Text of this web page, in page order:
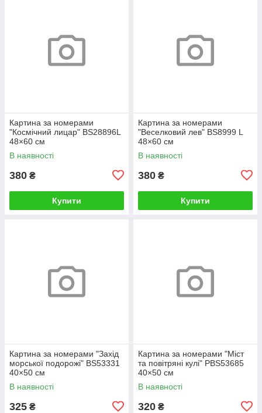
Картина за номерами
"Космічний лицар" BS28896L
48×60 см
В наявності
380 ₴
Купити
Картина за номерами
"Веселковий лев" BS8999 L
48×60 см
В наявності
380 ₴
Купити
Картина за номерами "Захід
морської подорожі" BS53331
40×50 см
В наявності
325 ₴
Картина за номерами "Міст
та повітряні кулі" PBS53685
40×50 см
В наявності
320 ₴